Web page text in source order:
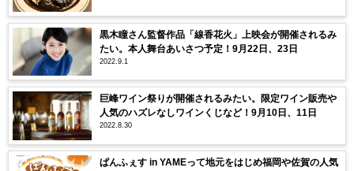
黒木瞳さん監督作品「線香花火」上映会が開催されるみ
たい。本人舞台あいさつ予定！9月22日、23日
2022.9.1
巨峰ワイン祭りが開催されるみたい。限定ワイン販売や
人気のハズレなしワインくじなど！9月10日、11日
2022.8.30
ぱんふぇす in YAMEって地元をはじめ福岡や佐賀の人気